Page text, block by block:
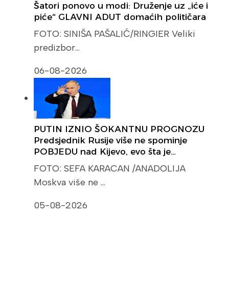
Šatori ponovo u modi: Druženje uz „iće i
piće“ GLAVNI ADUT domaćih političara
FOTO: SINIŠA PAŠALIĆ/RINGIER Veliki
predizbor…
06-08-2026
PUTIN IZNIO ŠOKANTNU PROGNOZU
Predsjednik Rusije više ne spominje
POBJEDU nad Kijevo, evo šta je…
FOTO: SEFA KARACAN /ANADOLIJA
Moskva više ne …
05-08-2026